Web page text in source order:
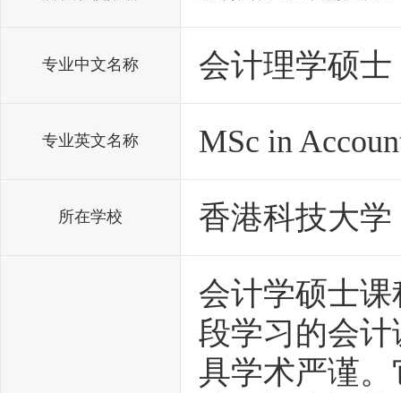
专业中文名称 会计理学硕士
专业英文名称 MSc in
所在学校 香港科技大学
会计学硕士
段学习的会
具学术严谨